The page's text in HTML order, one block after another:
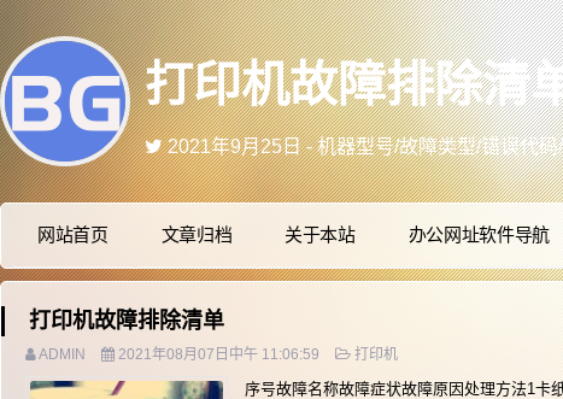
打印机故障排除清
2021年4月5日 - 网页端/手机端网站美化,背景
2021年1月25日 - 喜欢本站的可以Ctrl+D把本
2020年6月7日 - 不固定时间更新维修中的小
2021年12月16日 - 更多资讯 关注微信公众号
2021年9月25日 - 机器型号/故障类型/错误代码
网站首页 文章归档 关于本站 办公网址软件导航
打印机故障排除清单
ADMIN 2021年08月07日中午 11:06:59 打印机
序号故障名称故障症状故障原因处理方法1卡